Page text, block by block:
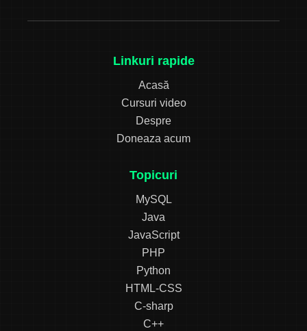
Linkuri rapide
Acasă
Cursuri video
Despre
Doneaza acum
Topicuri
MySQL
Java
JavaScript
PHP
Python
HTML-CSS
C-sharp
C++